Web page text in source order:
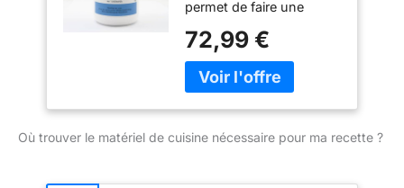
permet de faire une
baking soda et de
remplacer la "solution
alcaline japonaise"
des traces de GLUTEN,
72,99 €
Où trouver le matériel de cuisine nécessaire pour ma recette ?